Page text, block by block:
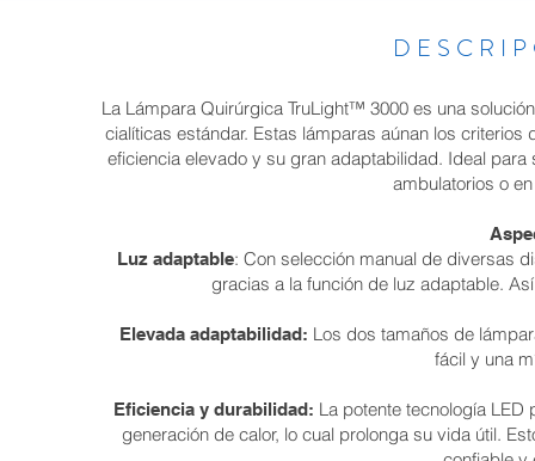
La Lámpara Quirúrgica TruLight™ 3000 es una
cialíticas estándar. Estas lámparas aúnan los
eficiencia elevado y su gran adaptabilidad. Ideal
ambulatorios o
Luz adaptable: Con selección manual de diversas
gracias a la función de luz adaptable.
Elevada adaptabilidad: Los dos tamaños de
fácil y una
Eficiencia y durabilidad: La potente tecnología
generación de calor, lo cual prolonga su vida útil.